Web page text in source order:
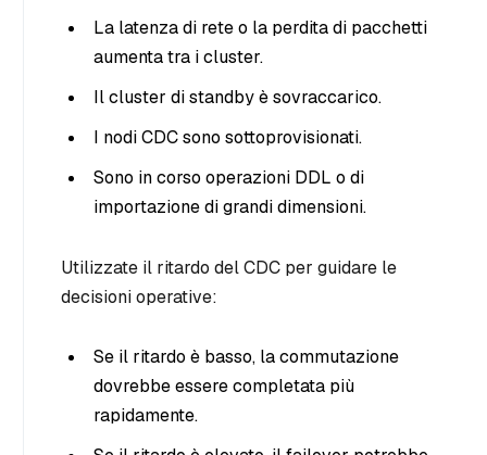
La latenza di rete o la perdita di pacchetti
aumenta tra i cluster.
Il cluster di standby è sovraccarico.
I nodi CDC sono sottoprovisionati.
Sono in corso operazioni DDL o di
importazione di grandi dimensioni.
Utilizzate il ritardo del CDC per guidare le
decisioni operative:
Se il ritardo è basso, la commutazione
dovrebbe essere completata più
rapidamente.